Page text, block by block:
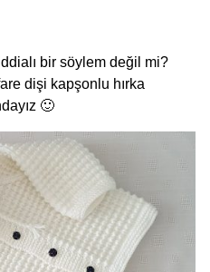
bir söylem değil mi?
dişi kapşonlu hırka
🙂